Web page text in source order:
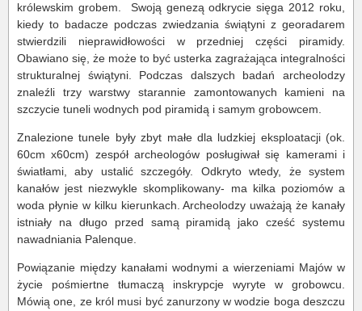
królewskim grobem. Swoją genezą odkrycie sięga 2012 roku,
kiedy to badacze podczas zwiedzania świątyni z georadarem
stwierdzili nieprawidłowości w przedniej części piramidy.
Obawiano się, że może to być usterka zagrażająca integralności
strukturalnej świątyni. Podczas dalszych badań archeolodzy
znaleźli trzy warstwy starannie zamontowanych kamieni na
szczycie tuneli wodnych pod piramidą i samym grobowcem.
Znalezione tunele były zbyt małe dla ludzkiej eksploatacji (ok.
60cm x60cm) zespół archeologów posługiwał się kamerami i
światłami, aby ustalić szczegóły. Odkryto wtedy, że system
kanałów jest niezwykle skomplikowany- ma kilka poziomów a
woda płynie w kilku kierunkach. Archeolodzy uważają że kanały
istniały na długo przed samą piramidą jako cześć systemu
nawadniania Palenque.
Powiązanie między kanałami wodnymi a wierzeniami Majów w
życie pośmiertne tłumaczą inskrypcje wyryte w grobowcu.
Mówią one, ze król musi być zanurzony w wodzie boga deszczu